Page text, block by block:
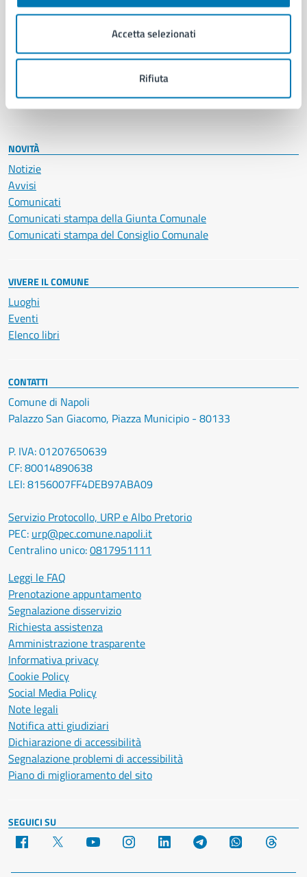
Accetta selezionati
Rifiuta
Educazione e formazione
Giustizia e sicurezza pubblica
Imprese e commercio
Vita lavorativa
NOVITÀ
Notizie
Avvisi
Comunicati
Comunicati stampa della Giunta Comunale
Comunicati stampa del Consiglio Comunale
VIVERE IL COMUNE
Luoghi
Eventi
Elenco libri
CONTATTI
Comune di Napoli
Palazzo San Giacomo, Piazza Municipio - 80133
P. IVA: 01207650639
CF: 80014890638
LEI: 8156007FF4DEB97ABA09
Servizio Protocollo, URP e Albo Pretorio
PEC: urp@pec.comune.napoli.it
Centralino unico:0817951111
Leggi le FAQ
Prenotazione appuntamento
Segnalazione disservizio
Richiesta assistenza
Amministrazione trasparente
Informativa privacy
Cookie Policy
Social Media Policy
Note legali
Notifica atti giudiziari
Dichiarazione di accessibilità
Segnalazione problemi di accessibilità
Piano di miglioramento del sito
SEGUICI SU
Facebook YouTube Instagram LinkedIn Telegram WhatsApp